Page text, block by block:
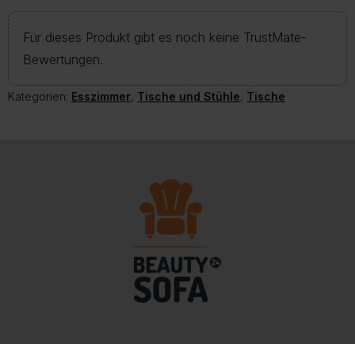
Für dieses Produkt gibt es noch keine TrustMate-
Bewertungen.
Kategorien: Esszimmer, Tische und Stühle, Tische